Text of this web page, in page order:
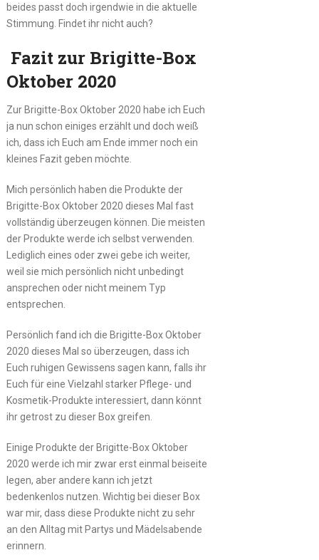
beides passt doch irgendwie in die aktuelle
Stimmung. Findet ihr nicht auch?
Fazit zur Brigitte-Box
Oktober 2020
Zur Brigitte-Box Oktober 2020 habe ich Euch
ja nun schon einiges erzählt und doch weiß
ich, dass ich Euch am Ende immer noch ein
kleines Fazit geben möchte.
Mich persönlich haben die Produkte der
Brigitte-Box Oktober 2020 dieses Mal fast
vollständig überzeugen können. Die meisten
der Produkte werde ich selbst verwenden.
Lediglich eines oder zwei gebe ich weiter,
weil sie mich persönlich nicht unbedingt
ansprechen oder nicht meinem Typ
entsprechen.
Persönlich fand ich die Brigitte-Box Oktober
2020 dieses Mal so überzeugen, dass ich
Euch ruhigen Gewissens sagen kann, falls ihr
Euch für eine Vielzahl starker Pflege- und
Kosmetik-Produkte interessiert, dann könnt
ihr getrost zu dieser Box greifen.
Einige Produkte der Brigitte-Box Oktober
2020 werde ich mir zwar erst einmal beiseite
legen, aber andere kann ich jetzt
bedenkenlos nutzen. Wichtig bei dieser Box
war mir, dass diese Produkte nicht zu sehr
an den Alltag mit Partys und Mädelsabende
erinnern.